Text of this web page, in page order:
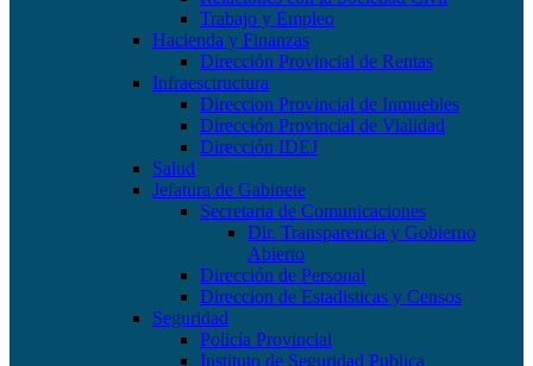
Trabajo y Empleo
Hacienda y Finanzas
Dirección Provincial de Rentas
Infraesctructura
Direccion Provincial de Inmuebles
Dirección Provincial de Vialidad
Dirección IDEJ
Salud
Jefatura de Gabinete
Secretaria de Comunicaciones
Dir. Transparencia y Gobierno
Abierto
Dirección de Personal
Direccion de Estadisticas y Censos
Seguridad
Policía Provincial
Instituto de Seguridad Publica